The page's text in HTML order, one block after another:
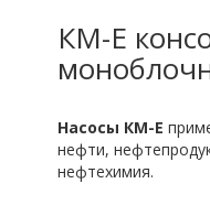
КМ-Е
Насосы КМ-Е
нефти,
нефтехимия.